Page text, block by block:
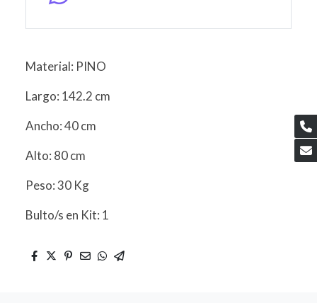
Material: PINO
Largo: 142.2 cm
Ancho: 40 cm
Alto: 80 cm
Peso: 30 Kg
Bulto/s en Kit: 1